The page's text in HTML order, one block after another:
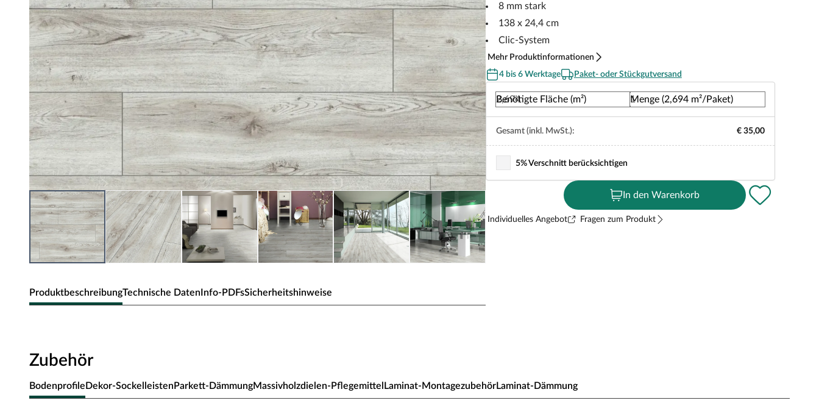
ProduktbeschreibungTechnische DatenInfo-PDFsSicherheitshinweise
Extra breite, antistatische Dielen für großzügige Raumkonzepte in matt schimmernder Naturholzoptik
Extrabreites, großzügiges Dielenformat
8 mm stark
138 x 24,4 cm
Clic-System
Mehr Produktinformationen
4 bis 6 Werktage
Paket- oder Stückgutversand
Benötigte Fläche (m²) Menge (2,694 m²/Paket)
Gesamt (inkl. MwSt.): € 35,00
5% Verschnitt berücksichtigen
In den Warenkorb
Individuelles Angebot Fragen zum Produkt
Zubehör
BodenprofileDekor-SockelleistenParkett-DämmungMassivholzdielen-PflegemittelLaminat-MontagezubehörLaminat-Dämmung